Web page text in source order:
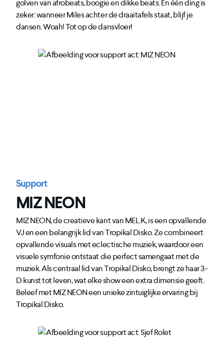
golven van afrobeats, boogie en dikke beats. En één ding is
zeker: wanneer Miles achter de draaitafels staat, blijf je
dansen. Woah! Tot op de dansvloer!
Support
MIZ NEON
MIZ NEON, de creatieve kant van MEL.K, is een opvallende
VJ en een belangrijk lid van Tropikal Disko. Ze combineert
opvallende visuals met eclectische muziek, waardoor een
visuele symfonie ontstaat die perfect samengaat met de
muziek. Als centraal lid van Tropikal Disko, brengt ze haar 3-
D kunst tot leven, wat elke show een extra dimensie geeft.
Beleef met MIZ NEON een unieke zintuiglijke ervaring bij
Tropikal Disko.